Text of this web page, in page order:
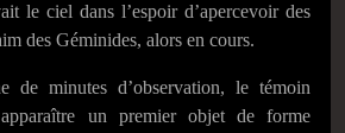
le ciel dans l’espoir d’apercevoir des
des Géminides, alors en cours.
de minutes d’observation, le témoin
un premier objet de forme